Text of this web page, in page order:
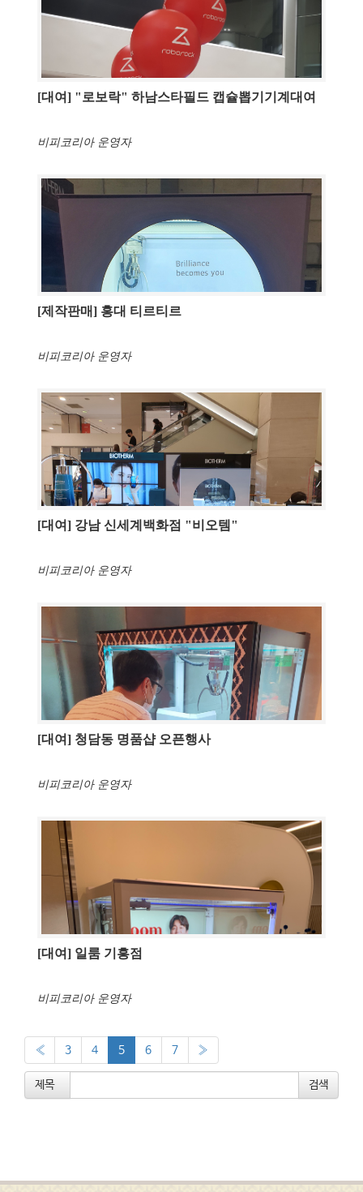
[대여] "로보락" 하남스타필드 캡슐뽑기기계대여
비피코리아 운영자
[제작판매] 홍대 티르티르
비피코리아 운영자
[대여] 강남 신세계백화점 "비오템"
비피코리아 운영자
[대여] 청담동 명품샵 오픈행사
비피코리아 운영자
[대여] 일룸 기흥점
비피코리아 운영자
« 3 4 5 6 7 »
제목